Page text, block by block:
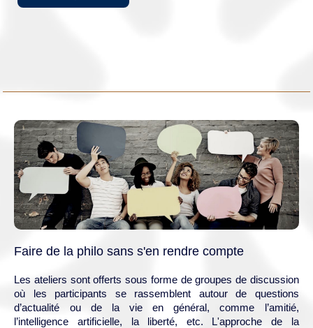
Faire de la philo sans s'en rendre compte
Les ateliers sont offerts sous forme de groupes de discussion
où les participants se rassemblent autour de questions
d’actualité ou de la vie en général, comme l’amitié,
l’intelligence artificielle, la liberté, etc. L'approche de la